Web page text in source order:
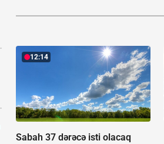
12:14
Sabah 37 dərəcə isti olacaq